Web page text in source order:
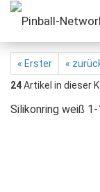
« Erster «
24Artikel in dieser
Silikonring weiß